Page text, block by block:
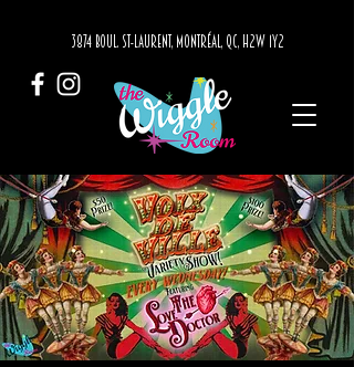
3874 BOUL. ST-LAURENT, MONTRÉAL, QC, H2W 1Y2